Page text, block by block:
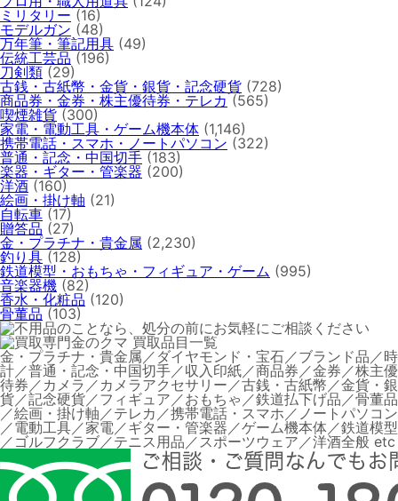
ミリタリー (16)
モデルガン (48)
万年筆・筆記用具 (49)
伝統工芸品 (196)
刀剣類 (29)
古銭・古紙幣・金貨・銀貨・記念硬貨 (728)
商品券・金券・株主優待券・テレカ (565)
喫煙雑貨 (300)
家電・電動工具・ゲーム機本体 (1,146)
携帯電話・スマホ・ノートパソコン (322)
普通・記念・中国切手 (183)
楽器・ギター・管楽器 (200)
洋酒 (160)
絵画・掛け軸 (21)
自転車 (17)
贈答品 (27)
金・プラチナ・貴金属 (2,230)
釣り具 (128)
鉄道模型・おもちゃ・フィギュア・ゲーム (995)
音楽器機 (82)
香水・化粧品 (120)
骨董品 (103)
金・プラチナ・貴金属／ダイヤモンド・宝石／ブランド品／時
計／普通・記念・中国切手／収入印紙／商品券／金券／株主優
待券／カメラ／カメラアクセサリー／古銭・古紙幣／金貨・銀
貨／記念硬貨／フィギュア／おもちゃ／鉄道払下げ品／骨董品
／絵画・掛け軸／テレカ／携帯電話・スマホ／ノートパソコン
／電動工具／家電／ギター・管楽器／ゲーム機本体／鉄道模型
／ゴルフクラブ／テニス用品／スポーツウェア／洋酒全般 etc